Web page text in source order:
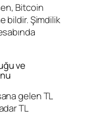
Bitcoin
bildir. Şimdilik
ve
gelen TL
TL